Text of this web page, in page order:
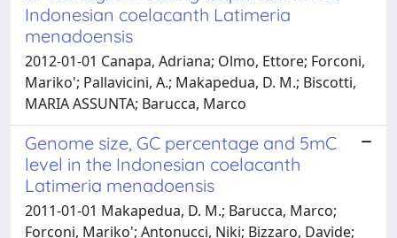
Indonesian coelacanth Latimeria
menadoensis
2012-01-01 Canapa, Adriana; Olmo, Ettore; Forconi,
Mariko'; Pallavicini, A.; Makapedua, D. M.; Biscotti,
MARIA ASSUNTA; Barucca, Marco
Genome size, GC percentage and 5mC
level in the Indonesian coelacanth
Latimeria menadoensis
2011-01-01 Makapedua, D. M.; Barucca, Marco;
Forconi, Mariko'; Antonucci, Niki; Bizzaro, Davide;